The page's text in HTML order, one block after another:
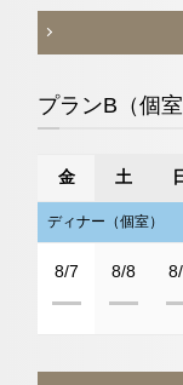
プランB（個室
金 土
ディナー（個室）
8/7 8/8